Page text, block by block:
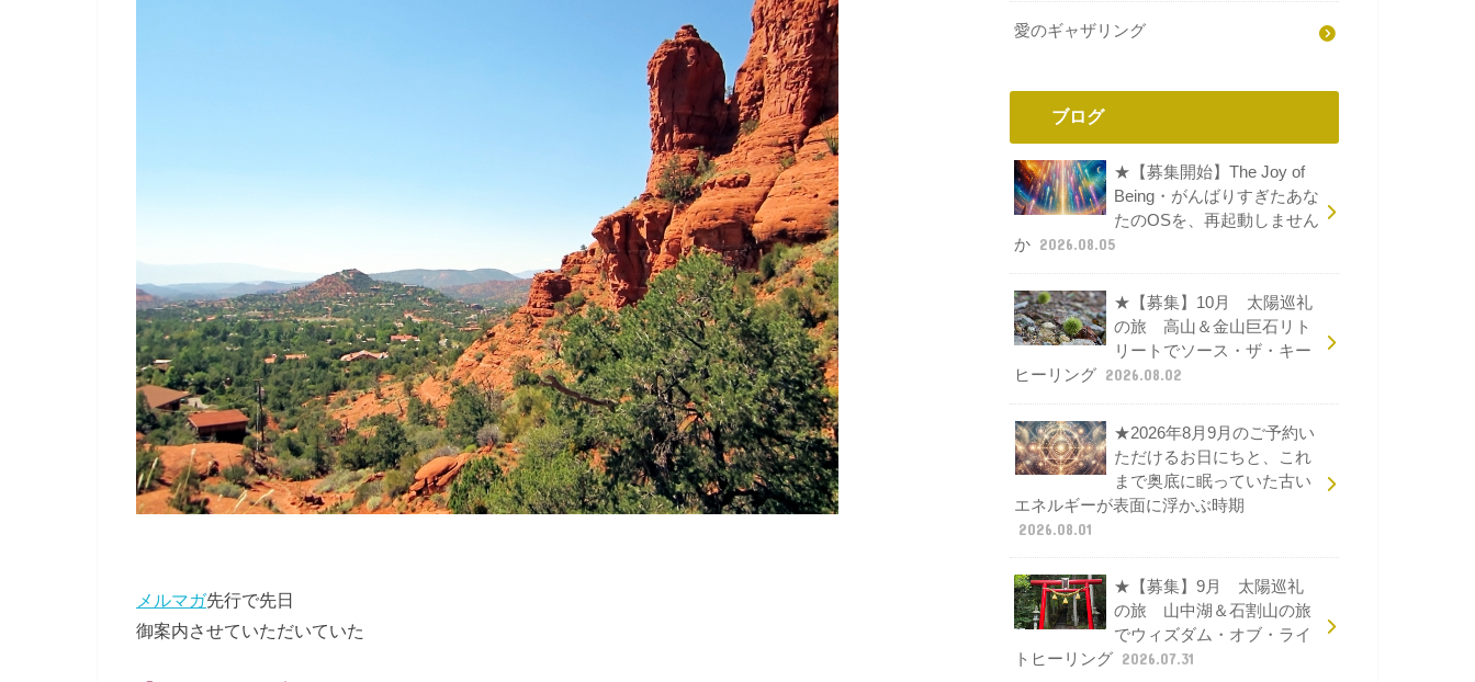
メルマガ先行で先日
御案内させていただいていた
愛のギャザリング
ブログ
★【募集開始】The Joy of
Being・がんばりすぎたあな
たのOSを、再起動しません
か 2026.08.05
★【募集】10月 太陽巡礼
の旅 高山＆金山巨石リト
リートでソース・ザ・キー
ヒーリング 2026.08.02
★2026年8月9月のご予約い
ただけるお日にちと、これ
まで奥底に眠っていた古い
エネルギーが表面に浮かぶ時期
2026.08.01
★【募集】9月 太陽巡礼
の旅 山中湖＆石割山の旅
でウィズダム・オブ・ライ
トヒーリング 2026.07.31